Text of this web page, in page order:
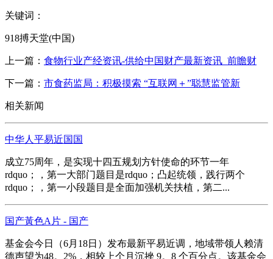
关键词：
918搏天堂(中国)
上一篇： 食物行业产经资讯-供给中国财产最新资讯_前瞻财
下一篇： 市食药监局：积极摸索 “互联网＋”聪慧监管新
相关新闻
中华人平易近国国
成立75周年，是实现十四五规划方针使命的环节一年
rdquo；，第一大部门题目是rdquo；凸起统领，践行两个
rdquo；，第一小段题目是全面加强机关扶植，第二...
国产黃色A片 - 国产
基金会今日（6月18日）发布最新平易近调，地域带领人赖清
德声望为48。2%，相较上个月沉挫 9。8 个百分点。该基金会